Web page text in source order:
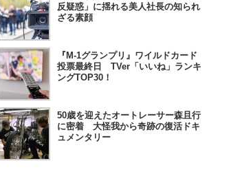
反疑惑」に揺れる美人社長の知られ
ざる素顔
『M-1グランプリ』ワイルドカード
投票最終日 TVer「いいね」ランキ
ングTOP30！
50歳を迎えたオートレーサー森且行
に密着 大怪我から奇跡の復活ドキ
ュメンタリー